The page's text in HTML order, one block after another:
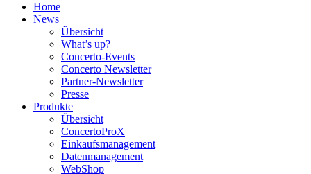
Home
News
Übersicht
What’s up?
Concerto-Events
Concerto Newsletter
Partner-Newsletter
Presse
Produkte
Übersicht
ConcertoProX
Einkaufsmanagement
Datenmanagement
WebShop